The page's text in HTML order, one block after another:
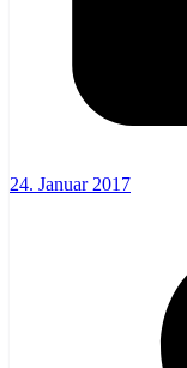
24. Januar 2017